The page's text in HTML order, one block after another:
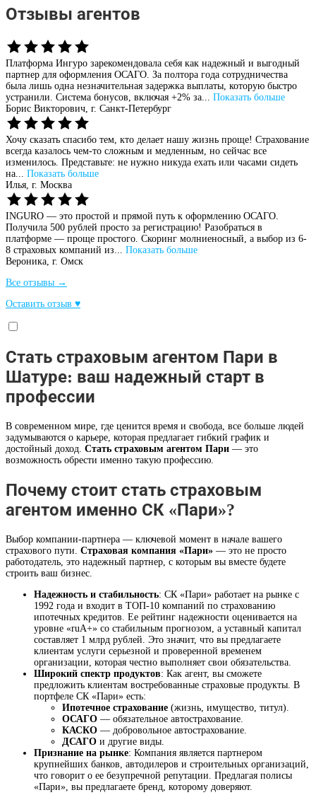
Отзывы агентов
Платформа Ингуро зарекомендовала себя как надежный и выгодный
партнер для оформления ОСАГО. За полтора года сотрудничества
была лишь одна незначительная задержка выплаты, которую быстро
устранили. Система бонусов, включая +2% за... Показать больше
Борис Викторович, г. Санкт-Петербург
Хочу сказать спасибо тем, кто делает нашу жизнь проще! Страхование
всегда казалось чем-то сложным и медленным, но сейчас все
изменилось. Представьте: не нужно никуда ехать или часами сидеть
на... Показать больше
Илья, г. Москва
INGURO — это простой и прямой путь к оформлению ОСАГО.
Получила 500 рублей просто за регистрацию! Разобраться в
платформе — проще простого. Скоринг молниеносный, а выбор из 6-
8 страховых компаний из... Показать больше
Вероника, г. Омск
Все отзывы →
Оставить отзыв ♥
Стать страховым агентом Пари в
Шатуре: ваш надежный старт в
профессии
В современном мире, где ценится время и свобода, все больше людей
задумываются о карьере, которая предлагает гибкий график и
достойный доход. Стать страховым агентом Пари — это
возможность обрести именно такую профессию.
Почему стоит стать страховым
агентом именно СК «Пари»?
Выбор компании-партнера — ключевой момент в начале вашего
страхового пути. Страховая компания «Пари» — это не просто
работодатель, это надежный партнер, с которым вы вместе будете
строить ваш бизнес.
Надежность и стабильность: СК «Пари» работает на рынке с
1992 года и входит в ТОП-10 компаний по страхованию
ипотечных кредитов. Ее рейтинг надежности оценивается на
уровне «ruA+» со стабильным прогнозом, а уставный капитал
составляет 1 млрд рублей. Это значит, что вы предлагаете
клиентам услуги серьезной и проверенной временем
организации, которая честно выполняет свои обязательства.
Широкий спектр продуктов: Как агент, вы сможете
предложить клиентам востребованные страховые продукты. В
портфеле СК «Пари» есть:
Ипотечное страхование (жизнь, имущество, титул).
ОСАГО — обязательное автострахование.
КАСКО — добровольное автострахование.
ДСАГО и другие виды.
Признание на рынке: Компания является партнером
крупнейших банков, автодилеров и строительных организаций,
что говорит о ее безупречной репутации. Предлагая полисы
«Пари», вы предлагаете бренд, которому доверяют.